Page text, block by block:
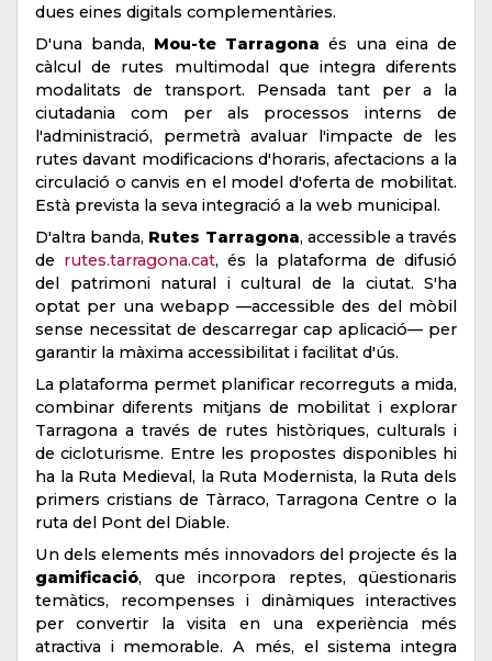
dues eines digitals complementàries.
D'una banda, Mou-te Tarragona és una eina de
càlcul de rutes multimodal que integra diferents
modalitats de transport. Pensada tant per a la
ciutadania com per als processos interns de
l'administració, permetrà avaluar l'impacte de les
rutes davant modificacions d'horaris, afectacions a la
circulació o canvis en el model d'oferta de mobilitat.
Està prevista la seva integració a la web municipal.
D'altra banda, Rutes Tarragona, accessible a través
de rutes.tarragona.cat, és la plataforma de difusió
del patrimoni natural i cultural de la ciutat. S'ha
optat per una webapp —accessible des del mòbil
sense necessitat de descarregar cap aplicació— per
garantir la màxima accessibilitat i facilitat d'ús.
La plataforma permet planificar recorreguts a mida,
combinar diferents mitjans de mobilitat i explorar
Tarragona a través de rutes històriques, culturals i
de cicloturisme. Entre les propostes disponibles hi
ha la Ruta Medieval, la Ruta Modernista, la Ruta dels
primers cristians de Tàrraco, Tarragona Centre o la
ruta del Pont del Diable.
Un dels elements més innovadors del projecte és la
gamificació, que incorpora reptes, qüestionaris
temàtics, recompenses i dinàmiques interactives
per convertir la visita en una experiència més
atractiva i memorable. A més, el sistema integra